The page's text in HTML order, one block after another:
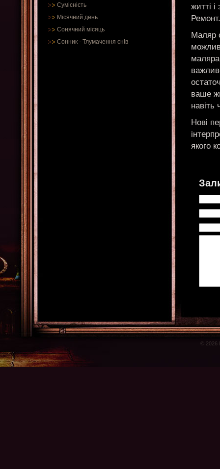
Сумісність
Місячний день
Сонячний місяць
Сонник - Тлумачення снів
житті
Ремонт.
Маляр
ваше
навіть
Нові
якого
© 2026